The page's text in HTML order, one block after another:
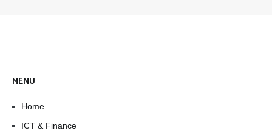
MENU
Home
ICT & Finance